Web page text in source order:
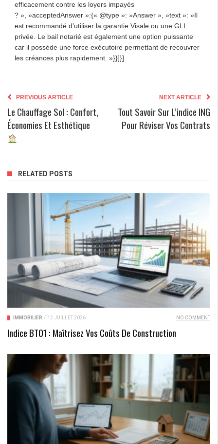
efficacement contre les loyers impayés
? », »acceptedAnswer »:{« @type »: »Answer », »text »: »Il
est recommandé d’utiliser la garantie Visale ou une GLI
privée. Le bail notarié est également une option puissante
car il possède une force exécutoire permettant de recouvrer
les créances plus rapidement. »}}]}]
PREVIOUS ARTICLE
Le Chauffage Sol : Confort,
Économies Et Esthétique
NEXT ARTICLE
Tout Savoir Sur L’indice ING
Pour Réviser Vos Contrats
RELATED POSTS
IMMOBILIER / 12 JUILLET 2026 NO COMMENT
Indice BT01 : Maîtrisez Vos Coûts De Construction